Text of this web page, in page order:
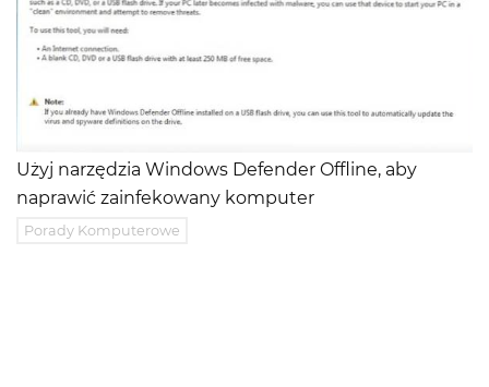
Użyj narzędzia Windows Defender Offline, aby
naprawić zainfekowany komputer
Porady Komputerowe